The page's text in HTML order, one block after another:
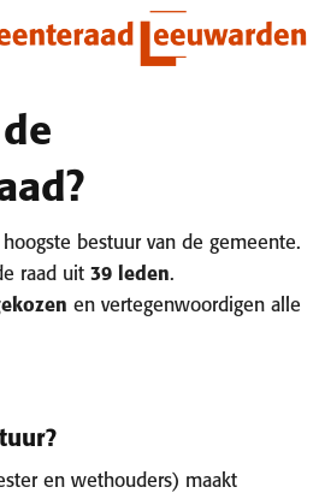
bestuur van de gemeente.
raad uit 39 leden.
en vertegenwoordigen alle
en wethouders) maakt